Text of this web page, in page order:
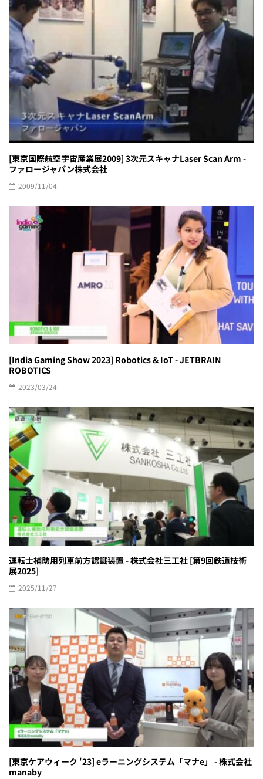
[東京国際航空宇宙産業展2009] 3次元スキャナLaser Scan Arm -
ファロージャパン株式会社
2009/11/04
[India Gaming Show 2023] Robotics & IoT - JETBRAIN
ROBOTICS
2023/03/24
運転士補助用列車前方認識装置 - 株式会社三工社 [第9回鉄道技術
展2025]
2025/11/27
[東京ケアウィーク '23] eラーニングシステム「マナe」 - 株式会社
manaby